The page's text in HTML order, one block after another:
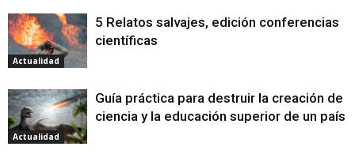
Actualidad
5 Relatos salvajes, edición conferencias
científicas
Actualidad
Guía práctica para destruir la creación de
ciencia y la educación superior de un país